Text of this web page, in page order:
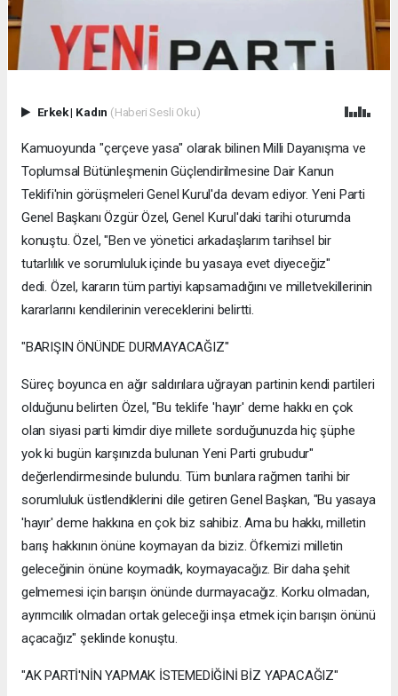
Erkek| Kadın (Haberi Sesli Oku)
Kamuoyunda "çerçeve yasa" olarak bilinen Milli Dayanışma ve
Toplumsal Bütünleşmenin Güçlendirilmesine Dair Kanun
Teklifi'nin görüşmeleri Genel Kurul'da devam ediyor. Yeni Parti
Genel Başkanı Özgür Özel, Genel Kurul'daki tarihi oturumda
konuştu. Özel, "Ben ve yönetici arkadaşlarım tarihsel bir
tutarlılık ve sorumluluk içinde bu yasaya evet diyeceğiz"
dedi. Özel, kararın tüm partiyi kapsamadığını ve milletvekillerinin
kararlarını kendilerinin vereceklerini belirtti.
"BARIŞIN ÖNÜNDE DURMAYACAĞIZ"
Süreç boyunca en ağır saldırılara uğrayan partinin kendi partileri
olduğunu belirten Özel, "Bu teklife 'hayır' deme hakkı en çok
olan siyasi parti kimdir diye millete sorduğunuzda hiç şüphe
yok ki bugün karşınızda bulunan Yeni Parti grubudur"
değerlendirmesinde bulundu. Tüm bunlara rağmen tarihi bir
sorumluluk üstlendiklerini dile getiren Genel Başkan, "Bu yasaya
'hayır' deme hakkına en çok biz sahibiz. Ama bu hakkı, milletin
barış hakkının önüne koymayan da biziz. Öfkemizi milletin
geleceğinin önüne koymadık, koymayacağız. Bir daha şehit
gelmemesi için barışın önünde durmayacağız. Korku olmadan,
ayrımcılık olmadan ortak geleceği inşa etmek için barışın önünü
açacağız" şeklinde konuştu.
"AK PARTİ'NİN YAPMAK İSTEMEDİĞİNİ BİZ YAPACAĞIZ"